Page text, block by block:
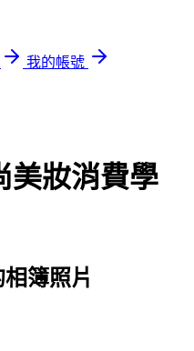
我的帳號
妝消費學
簿照片